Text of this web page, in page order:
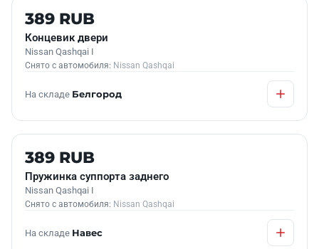
Б/У В НАЛИЧИИ
389 RUB
Концевик двери
Nissan Qashqai I
Снято с автомобиля: Nissan Qashqai
На складе Белгород
Б/У В НАЛИЧИИ
389 RUB
Пружинка суппорта заднего
Nissan Qashqai I
Снято с автомобиля: Nissan Qashqai
На складе Навес